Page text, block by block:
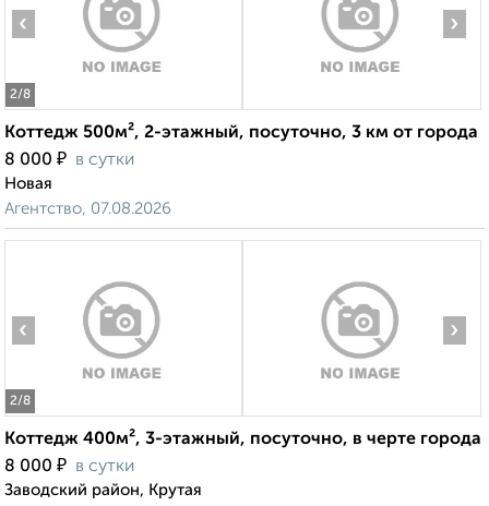
2/8
‹ ›
Коттедж 500м², 2-этажный, посуточно, 3 км от города
8 000 ₽ в сутки
Новая
Агентство, 07.08.2026
2/8
‹ ›
Коттедж 400м², 3-этажный, посуточно, в черте города
8 000 ₽ в сутки
Заводский район, Крутая